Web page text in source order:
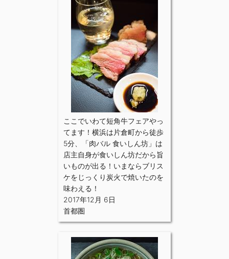
ここでいわて短角牛フェアやっ
てます！横浜は片倉町から徒歩
5分、「肉バル 食いしん坊」は
店主自身が食いしん坊だから旨
いものが出る！いまならブリス
ケをじっくり炭火で焼いたのを
味わえる！
2017年12月 6日
首都圏